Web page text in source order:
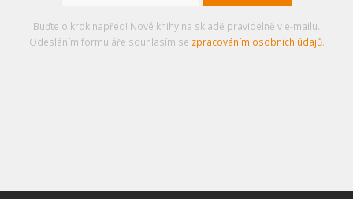
Buďte o krok napřed! Nové knihy na skladě pravidelně v e-mailu.
Odesláním formuláře souhlasím se zpracováním osobních údajů.